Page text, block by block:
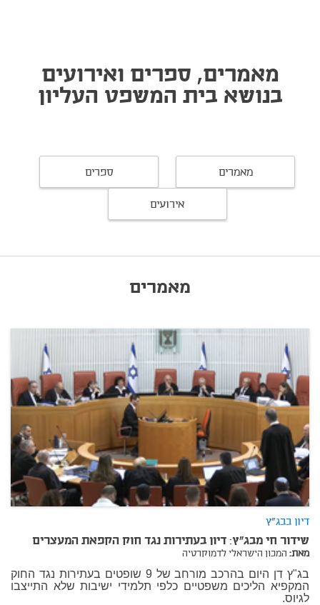
מאמרים, ספרים ואירועים
בנושא בית המשפט העליון
מאמרים ספרים
אירועים
מאמרים
דיון בבג"ץ
שידור חי מבג"ץ: דיון בעתירות נגד חוק הקפאת המעצרים
מאת: המכון הישראלי לדמוקרטיה
בג"ץ דן היום בהרכב מורחב של 9 שופטים בעתירות נגד החוק
המקפיא הליכים משפטיים כלפי תלמידי ישיבות שלא התייצבו
לגיוס.